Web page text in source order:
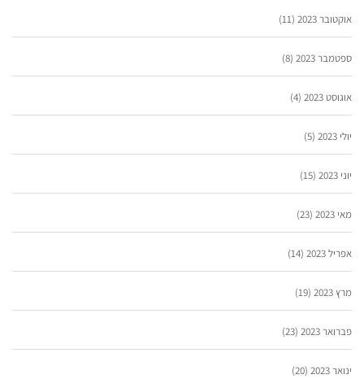
אוקטובר 2023 (11)
ספטמבר 2023 (8)
אוגוסט 2023 (4)
יולי 2023 (5)
יוני 2023 (15)
מאי 2023 (23)
אפריל 2023 (14)
מרץ 2023 (19)
פברואר 2023 (23)
ינואר 2023 (20)